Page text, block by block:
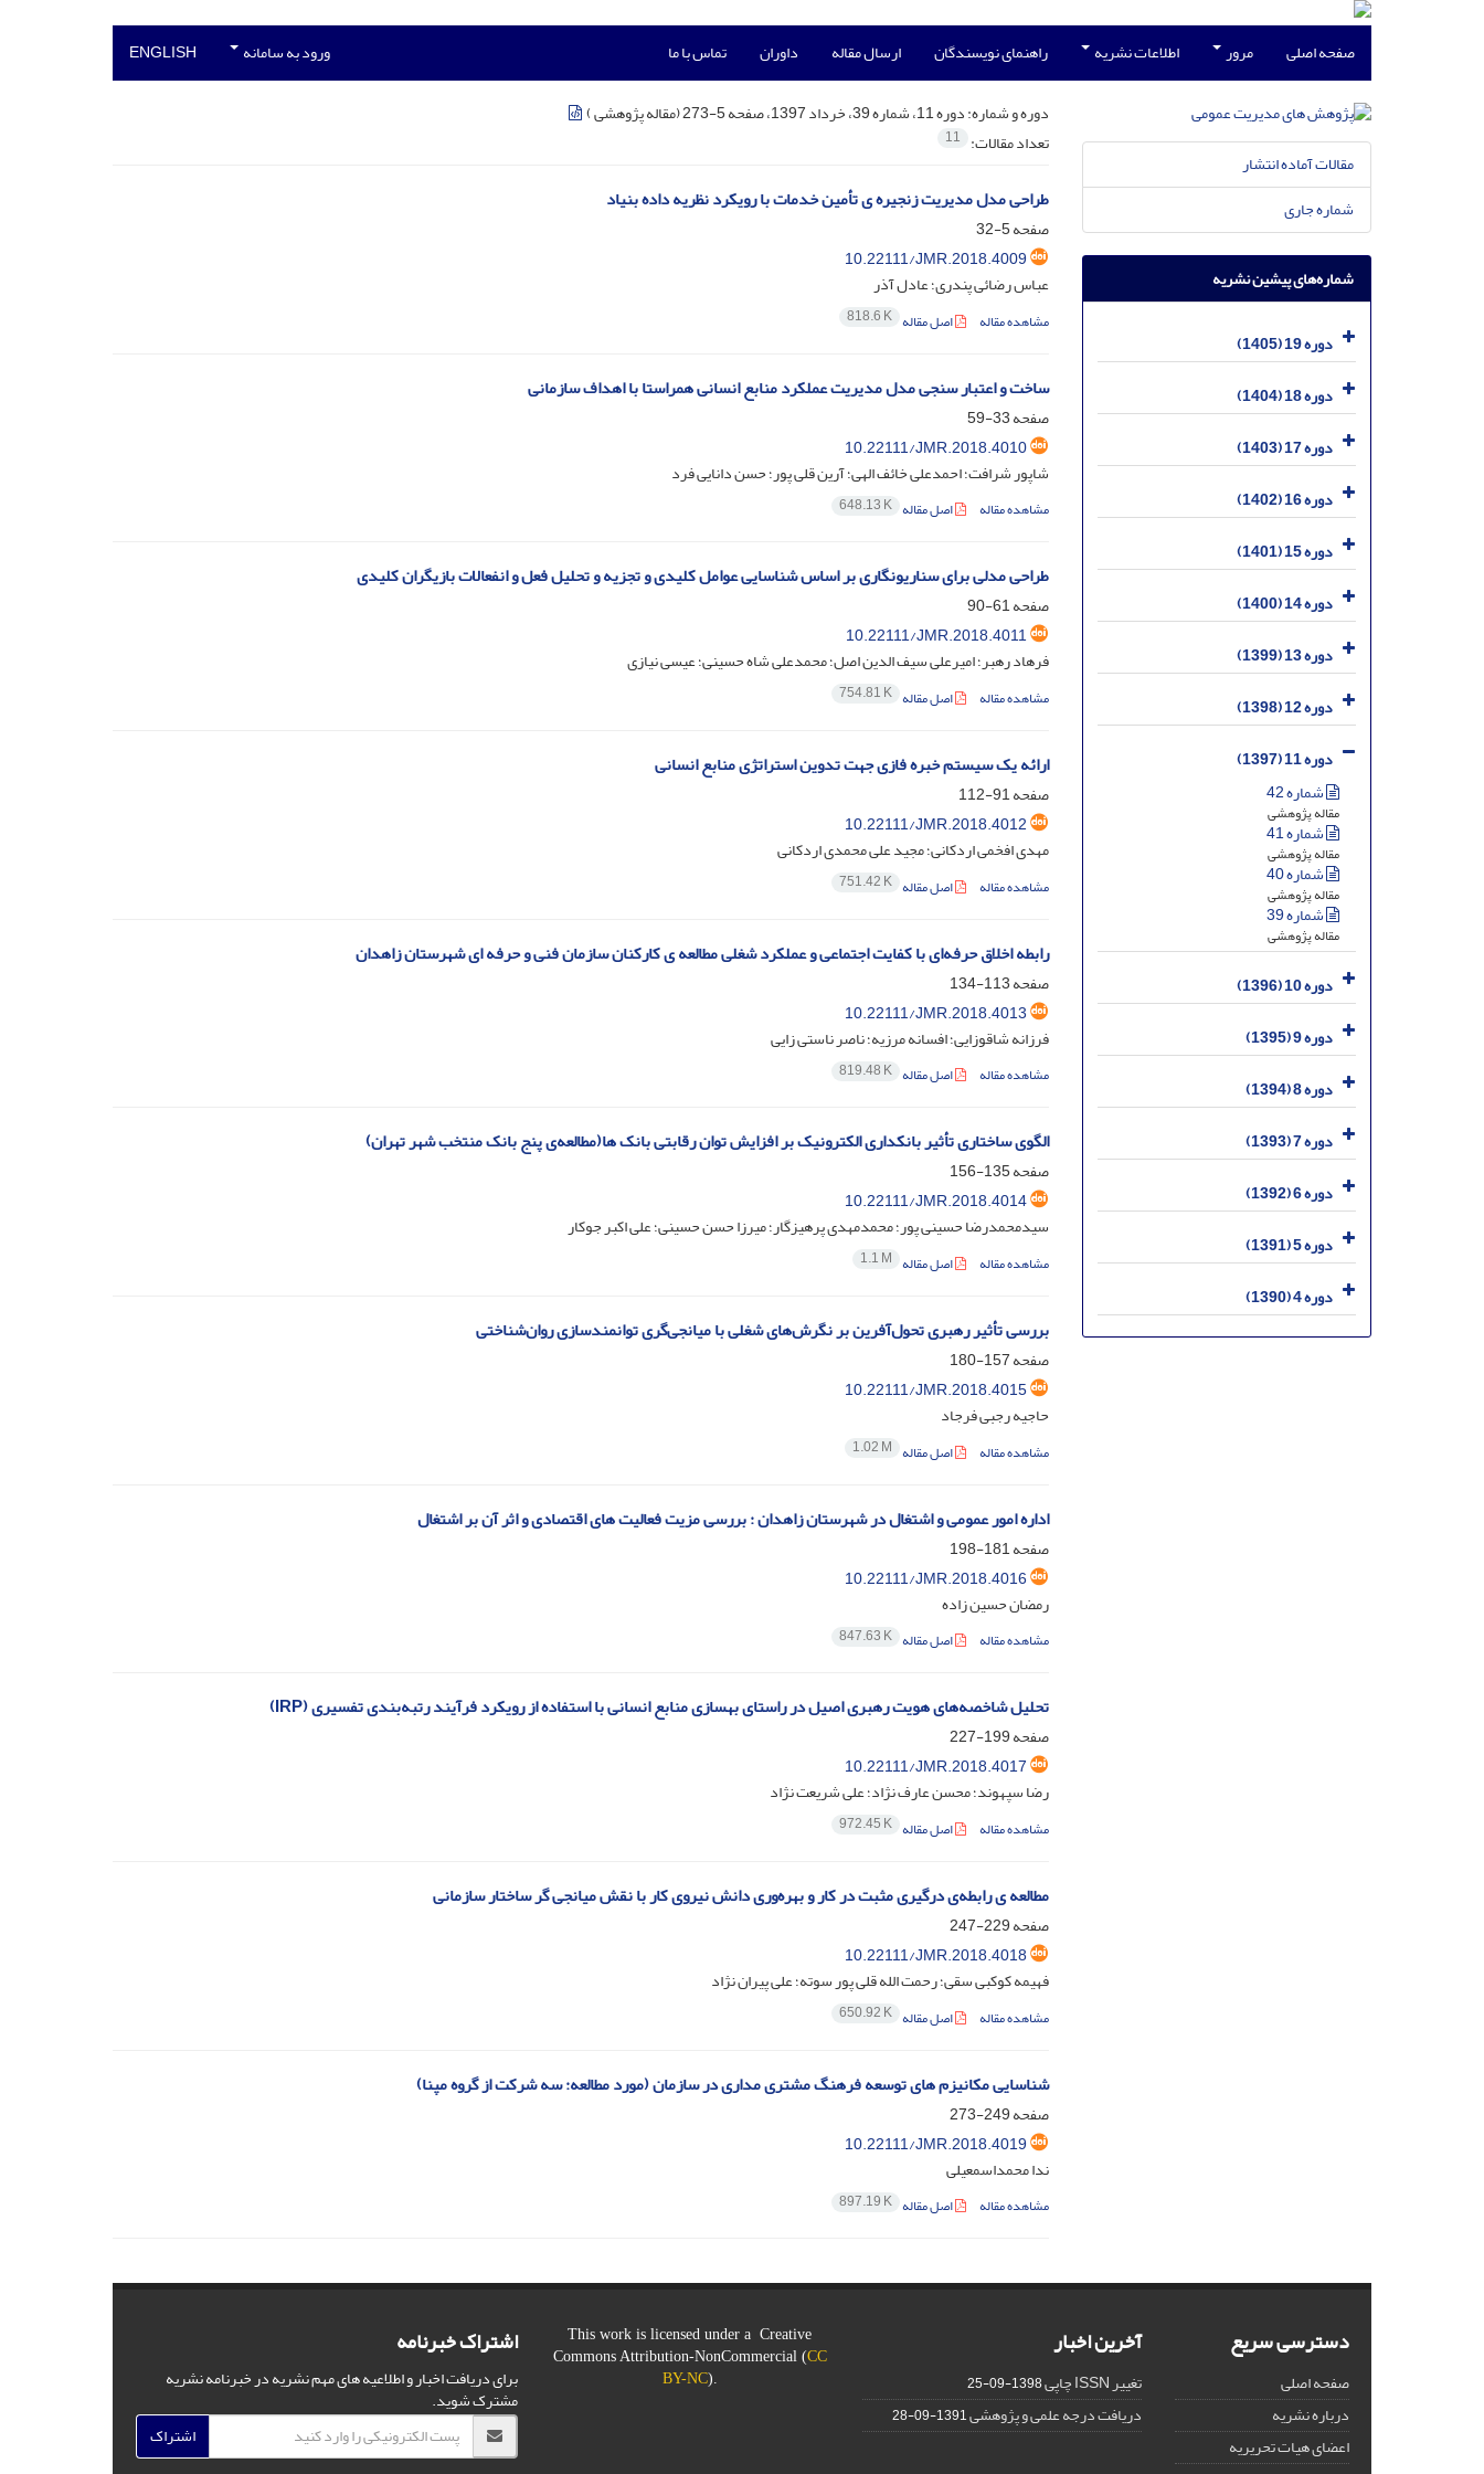
صفحه اصلی مرور اطلاعات نشریه راهنمای نویسندگان ارسال مقاله داوران تماس با ما ورود به سامانه ENGLISH
دوره و شماره:دوره 11، شماره 39، خرداد 1397، صفحه 5-273 (مقاله پژوهشی )
تعداد مقالات: 11
طراحی مدل مدیریت زنجیره ی تأمین خدمات با رویکرد نظریه داده بنیاد
صفحه5-32
10.22111/JMR.2018.4009
عباس رضائی پندری؛ عادل آذر
مشاهده مقاله اصل مقاله 818.6 K
ساخت و اعتبار سنجی مدل مدیریت عملکرد منابع انسانی همراستا با اهداف سازمانی
صفحه33-59
10.22111/JMR.2018.4010
شاپور شرافت؛ احمدعلی خائف الهی؛ آرین قلی پور؛ حسن دانایی فرد
مشاهده مقاله اصل مقاله 648.13 K
طراحی مدلی برای سناریونگاری بر اساس شناسایی عوامل کلیدی و تجزیه و تحلیل فعل و انفعالات بازیگران کلیدی
صفحه61-90
10.22111/JMR.2018.4011
فرهاد رهبر؛ امیرعلی سیف الدین اصل؛ محمدعلی شاه حسینی؛ عیسی نیازی
مشاهده مقاله اصل مقاله 754.81 K
ارائه یک سیستم خبره فازی جهت تدوین استراتژی منابع انسانی
صفحه91-112
10.22111/JMR.2018.4012
مهدی افخمی اردکانی؛ مجید علی محمدی اردکانی
مشاهده مقاله اصل مقاله 751.42 K
رابطه اخلاق حرفه‌ای با کفایت اجتماعی و عملکرد شغلی مطالعه ی کارکنان سازمان فنی و حرفه ای شهرستان زاهدان
صفحه113-134
10.22111/JMR.2018.4013
فرزانه شاقوزایی؛ افسانه مرزیه؛ ناصر ناستی زایی
مشاهده مقاله اصل مقاله 819.48 K
الگوی ساختاری تأثیر بانکداری الکترونیک بر افزایش توان رقابتی بانک ها(مطالعه‌ی پنج بانک منتخب شهر تهران)
صفحه135-156
10.22111/JMR.2018.4014
سیدمحمدرضا حسینی پور؛ محمدمهدی پرهیزگار؛ میرزا حسن حسینی؛ علی اکبر جوکار
مشاهده مقاله اصل مقاله 1.1 M
بررسی تأثیر رهبری تحول‌آفرین بر نگرش‌های شغلی با میانجی‌گری توانمندسازی روان‌شناختی
صفحه157-180
10.22111/JMR.2018.4015
حاجیه رجبی فرجاد
مشاهده مقاله اصل مقاله 1.02 M
اداره امور عمومی و اشتغال در شهرستان زاهدان : بررسی مزیت فعالیت های اقتصادی و اثر آن بر اشتغال
صفحه181-198
10.22111/JMR.2018.4016
رمضان حسین زاده
مشاهده مقاله اصل مقاله 847.63 K
تحلیل شاخصه‌های هویت رهبری اصیل در راستای بهسازی منابع انسانی با استفاده از رویکرد فرآیند رتبه‌بندی تفسیری (IRP)
صفحه199-227
10.22111/JMR.2018.4017
رضا سپهوند؛ محسن عارف نژاد؛ علی شریعت نژاد
مشاهده مقاله اصل مقاله 972.45 K
مطالعه ی رابطه‌ی درگیری مثبت در کار و بهره‌وری دانش نیروی کار با نقش میانجی گر ساختار سازمانی
صفحه229-247
10.22111/JMR.2018.4018
فهیمه کوکبی سقی؛ رحمت الله قلی پور سوته؛ علی پیران نژاد
مشاهده مقاله اصل مقاله 650.92 K
شناسایی مکانیزم های توسعه فرهنگ مشتری مداری در سازمان (مورد مطالعه: سه شرکت از گروه مپنا)
صفحه249-273
10.22111/JMR.2018.4019
ندا محمداسمعیلی
مشاهده مقاله اصل مقاله 897.19 K
مقالات آماده انتشار
شماره جاری
شماره‌های پیشین نشریه
دوره 19 (1405)
دوره 18 (1404)
دوره 17 (1403)
دوره 16 (1402)
دوره 15 (1401)
دوره 14 (1400)
دوره 13 (1399)
دوره 12 (1398)
دوره 11 (1397)
شماره 42
مقاله پژوهشی
شماره 41
مقاله پژوهشی
شماره 40
مقاله پژوهشی
شماره 39
مقاله پژوهشی
دوره 10 (1396)
دوره 9 (1395)
دوره 8 (1394)
دوره 7 (1393)
دوره 6 (1392)
دوره 5 (1391)
دوره 4 (1390)
دسترسی سریع
صفحه اصلی
درباره نشریه
اعضای هیات تحریریه
آخرین اخبار
تغییر ISSN چاپی 1398-09-25
دریافت درجه علمی و پژوهشی1391-09-28
This work is licensed under a Creative
Commons Attribution-NonCommercial (CC
BY-NC).
اشتراک خبرنامه
برای دریافت اخبار و اطلاعیه های مهم نشریه در خبرنامه نشریه
مشترک شوید.
اشتراک